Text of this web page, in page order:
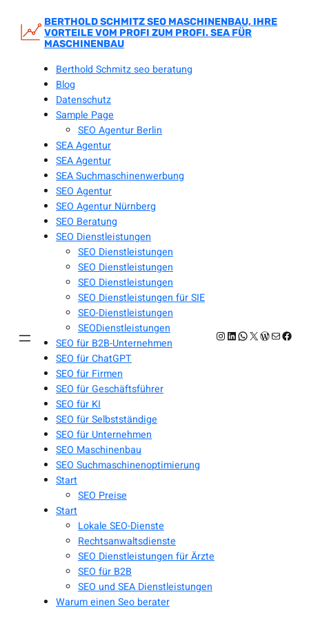
Inhalt
springen
BERTHOLD SCHMITZ SEO MASCHINENBAU, IHRE
VORTEILE VOM PROFI ZUM PROFI. SEA FÜR
MASCHINENBAU
Berthold Schmitz seo beratung
Blog
Datenschutz
Sample Page
SEO Agentur Berlin
SEA Agentur
SEA Agentur
SEA Suchmaschinenwerbung
SEO Agentur
SEO Agentur Nürnberg
SEO Beratung
SEO Dienstleistungen
SEO Dienstleistungen
SEO Dienstleistungen
SEO Dienstleistungen
SEO Dienstleistungen für SIE
SEO-Dienstleistungen
SEODienstleistungen
SEO für B2B-Unternehmen
SEO für ChatGPT
SEO für Firmen
SEO für Geschäftsführer
SEO für KI
SEO für Selbstständige
SEO für Unternehmen
SEO Maschinenbau
SEO Suchmaschinenoptimierung
Start
SEO Preise
Start
Lokale SEO-Dienste
Rechtsanwaltsdienste
SEO Dienstleistungen für Ärzte
SEO für B2B
SEO und SEA Dienstleistungen
Warum einen Seo berater
Instagram
LinkedIn
WhatsApp
X E-Mail